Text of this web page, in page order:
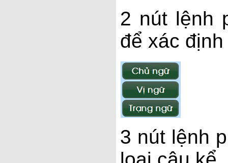
2 nút lệnh
để xác
3 nút lệnh